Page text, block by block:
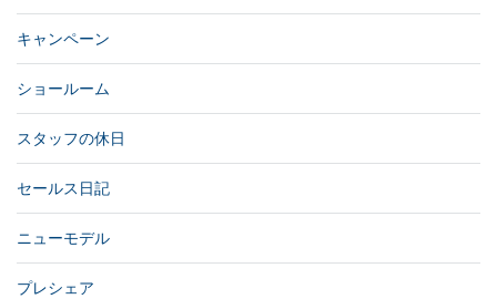
キャンペーン
ショールーム
スタッフの休日
セールス日記
ニューモデル
プレシェア